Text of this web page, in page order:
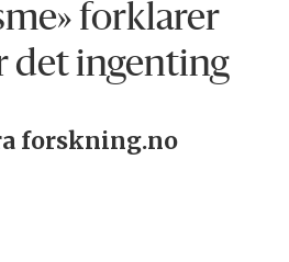
forklarer
det ingenting
forskning.no